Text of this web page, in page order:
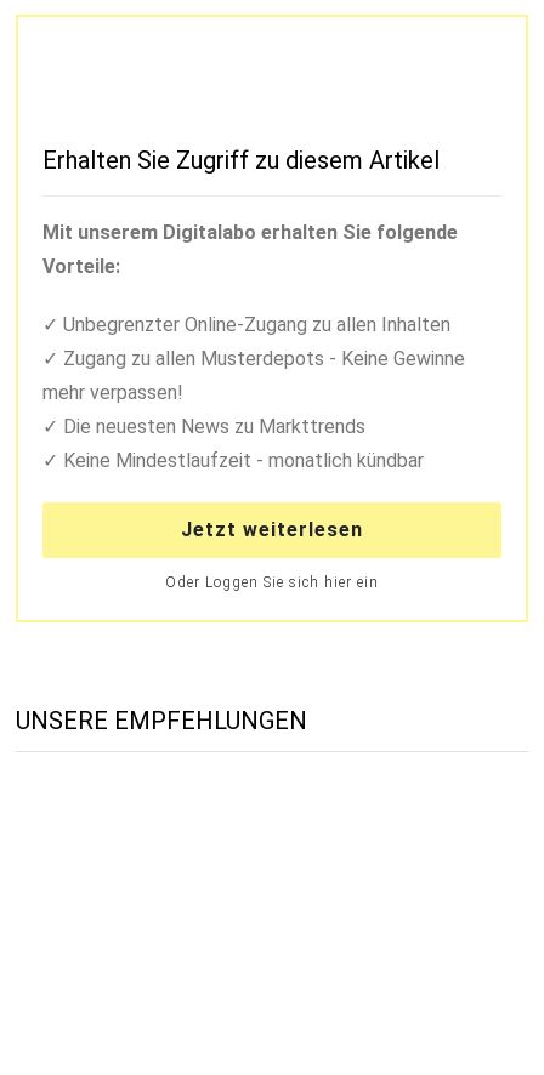
Erhalten Sie Zugriff zu diesem Artikel
Mit unserem Digitalabo erhalten Sie folgende
Vorteile:
Unbegrenzter Online-Zugang zu allen Inhalten
Zugang zu allen Musterdepots - Keine Gewinne
mehr verpassen!
Die neuesten News zu Markttrends
Keine Mindestlaufzeit - monatlich kündbar
Jetzt weiterlesen
Oder Loggen Sie sich hier ein
UNSERE EMPFEHLUNGEN